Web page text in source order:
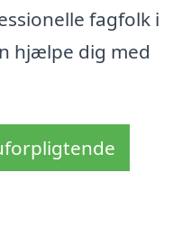
fagfolk i
hjælpe dig med